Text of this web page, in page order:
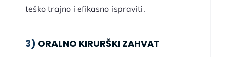
teško trajno i efikasno ispraviti.
3) ORALNO KIRURŠKI ZAHVAT